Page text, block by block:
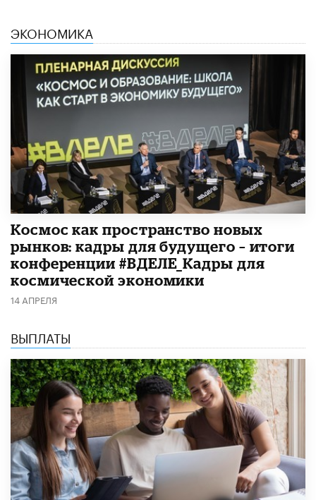
ЭКОНОМИКА
Космос как пространство новых
рынков: кадры для будущего – итоги
конференции #ВДЕЛЕ_Кадры для
космической экономики
14 АПРЕЛЯ
ВЫПЛАТЫ